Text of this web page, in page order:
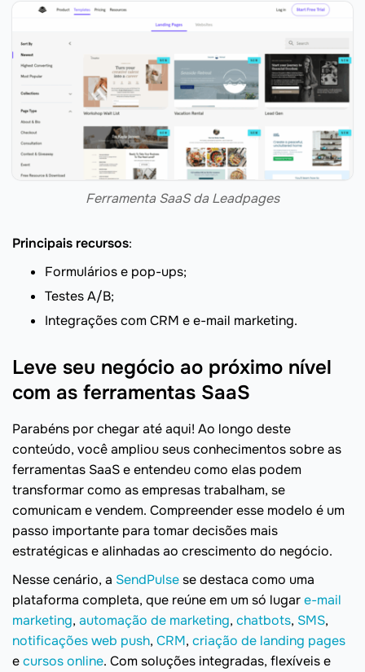
Ferramenta SaaS da Leadpages
Principais recursos:
Formulários e pop-ups;
Testes A/B;
Integrações com CRM e e-mail marketing.
Leve seu negócio ao próximo nível
com as ferramentas SaaS
Parabéns por chegar até aqui! Ao longo deste
conteúdo, você ampliou seus conhecimentos sobre as
ferramentas SaaS e entendeu como elas podem
transformar como as empresas trabalham, se
comunicam e vendem. Compreender esse modelo é um
passo importante para tomar decisões mais
estratégicas e alinhadas ao crescimento do negócio.
Nesse cenário, a SendPulsese destaca como uma
plataforma completa, que reúne em um só lugare-mail
marketing, automação de marketing, chatbots, SMS,
notificações web push, CRM, criação de landing pages
ecursos online. Com soluções integradas, flexíveis e